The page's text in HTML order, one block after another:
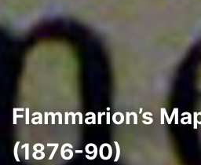
Flammarion’s
(1876-90)